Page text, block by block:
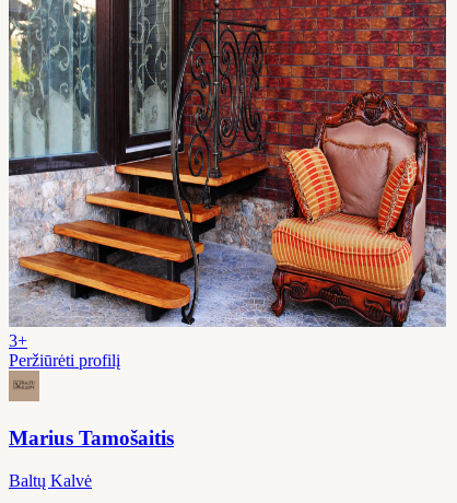
3+
Peržiūrėti profilį
Marius Tamošaitis
Baltų Kalvė